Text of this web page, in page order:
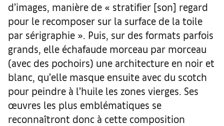
d’images, manière de « stratifier [son] regard
pour le recomposer sur la surface de la toile
par sérigraphie ». Puis, sur des formats parfois
grands, elle échafaude morceau par morceau
(avec des pochoirs) une architecture en noir et
blanc, qu’elle masque ensuite avec du scotch
pour peindre à l’huile les zones vierges. Ses
œuvres les plus emblématiques se
reconnaîtront donc à cette composition